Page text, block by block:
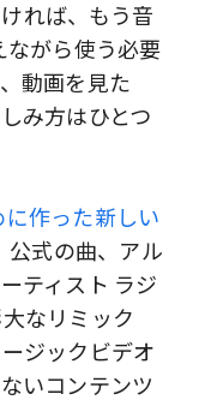
れば、もう音
ながら使う必要
動画を見た
み方はひとつ
作った新しい
公式の曲、アル
ティスト ラジ
なリミック
ジックビデオ
いコンテンツ